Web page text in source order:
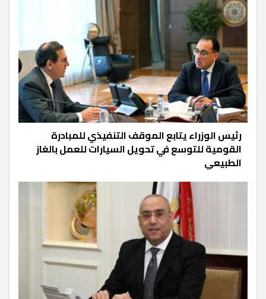
رئيس الوزراء يتابع الموقف التنفيذي للمبادرة
القومية للتوسع في تحويل السيارات للعمل بالغاز
الطبيعي